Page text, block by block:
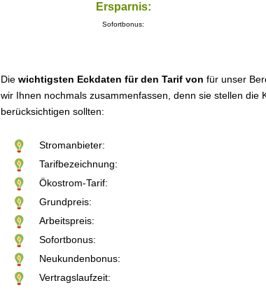
Ersparnis:
Sofortbonus:
Die wichtigsten Eckdaten für den Tarif von für unser
wir Ihnen nochmals zusammenfassen, denn sie stellen die
berücksichtigen sollten:
Stromanbieter:
Tarifbezeichnung:
Ökostrom-Tarif:
Grundpreis:
Arbeitspreis:
Sofortbonus:
Neukundenbonus:
Vertragslaufzeit: